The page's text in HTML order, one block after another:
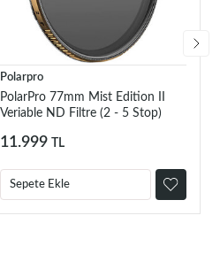
Polarpro
PolarPro 77mm Mist Edition II
Veriable ND Filtre (2 - 5 Stop)
11.999 TL
Sepete Ekle